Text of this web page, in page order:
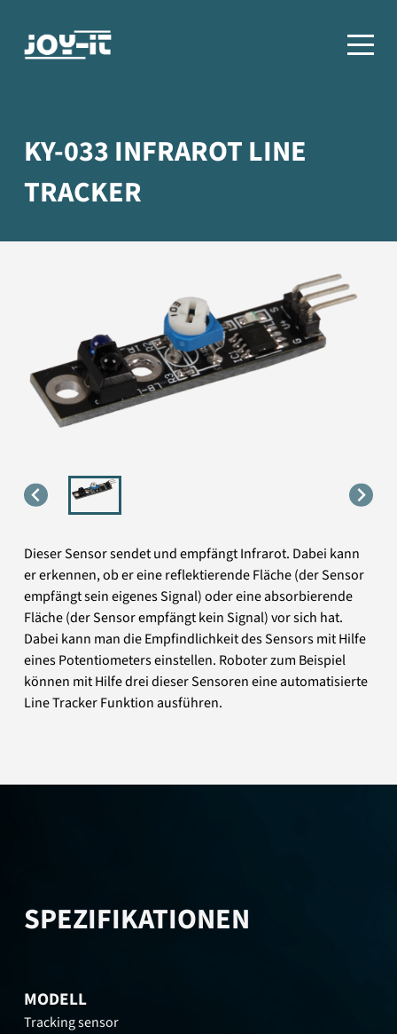
KY-033 INFRAROT LINE
TRACKER
Dieser Sensor sendet und empfängt Infrarot. Dabei kann
er erkennen, ob er eine reflektierende Fläche (der Sensor
empfängt sein eigenes Signal) oder eine absorbierende
Fläche (der Sensor empfängt kein Signal) vor sich hat.
Dabei kann man die Empfindlichkeit des Sensors mit Hilfe
eines Potentiometers einstellen. Roboter zum Beispiel
können mit Hilfe drei dieser Sensoren eine automatisierte
Line Tracker Funktion ausführen.
SPEZIFIKATIONEN
MODELL
Tracking sensor